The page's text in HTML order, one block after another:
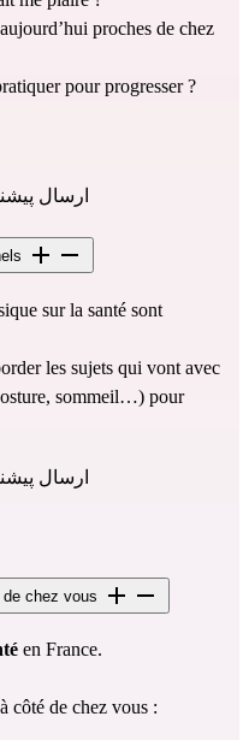
proches de chez
pour progresser ?
ارسال
sur la santé sont
les sujets qui vont avec
sommeil…) pour
ارسال
chez vous
en France.
côté de chez vous :